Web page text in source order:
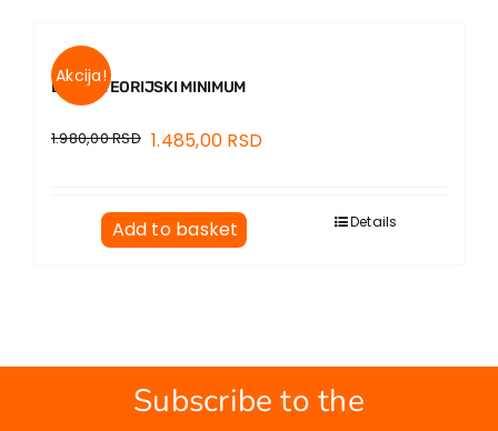
Akcija!
ETIKA. TEORIJSKI MINIMUM
1.980,00RSD 1.485,00 RSD
Add to basket Details
Subscribe to the